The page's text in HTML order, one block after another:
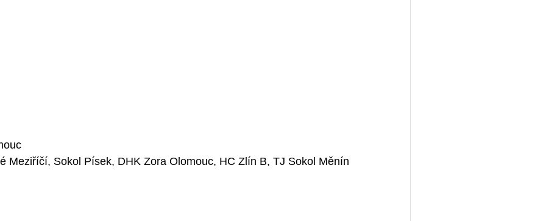
Meziříčí, Sokol Písek, DHK Zora Olomouc, HC Zlín B, TJ Sokol Měnín